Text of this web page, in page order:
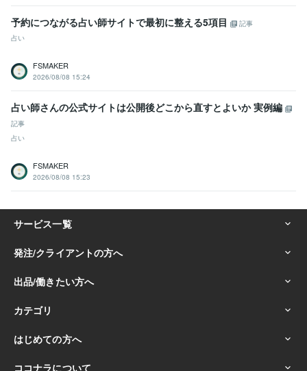
予約につながる占い師サイトで最初に整える5項目
記事
占い
FSMAKER
2026/08/08 15:24
占い師さんの公式サイトは公開後どこから直すとよいか 実例編
記事
占い
FSMAKER
2026/08/08 15:23